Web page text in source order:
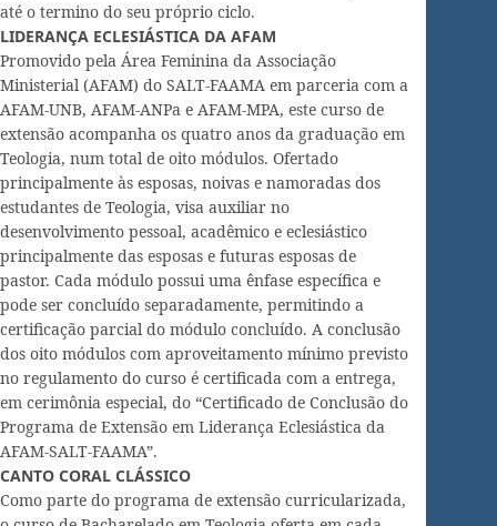
até o termino do seu próprio ciclo.
LIDERANÇA ECLESIÁSTICA DA AFAM
Promovido pela Área Feminina da Associação
Ministerial (AFAM) do SALT-FAAMA em parceria com a
AFAM-UNB, AFAM-ANPa e AFAM-MPA, este curso de
extensão acompanha os quatro anos da graduação em
Teologia, num total de oito módulos. Ofertado
principalmente às esposas, noivas e namoradas dos
estudantes de Teologia, visa auxiliar no
desenvolvimento pessoal, acadêmico e eclesiástico
principalmente das esposas e futuras esposas de
pastor. Cada módulo possui uma ênfase específica e
pode ser concluído separadamente, permitindo a
certificação parcial do módulo concluído. A conclusão
dos oito módulos com aproveitamento mínimo previsto
no regulamento do curso é certificada com a entrega,
em cerimônia especial, do “Certificado de Conclusão do
Programa de Extensão em Liderança Eclesiástica da
AFAM-SALT-FAAMA”.
CANTO CORAL CLÁSSICO
Como parte do programa de extensão curricularizada,